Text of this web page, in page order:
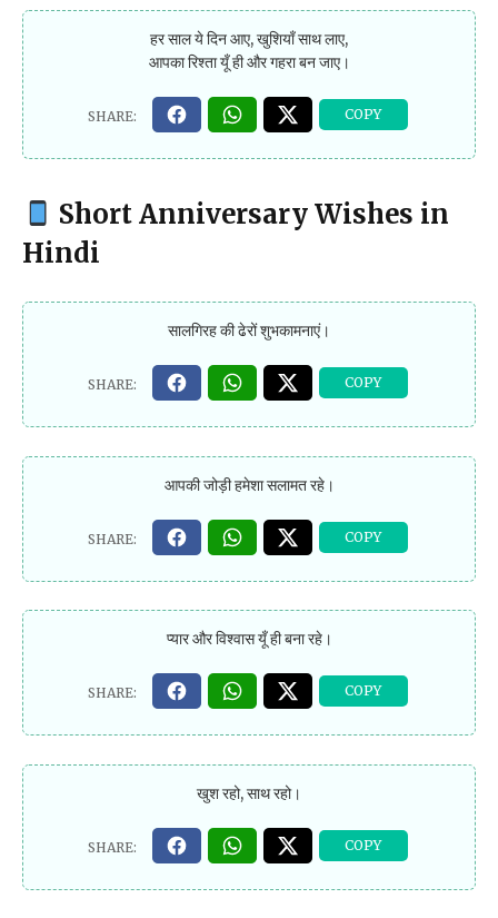
हर साल ये दिन आए, खुशियाँ साथ लाए,
आपका रिश्ता यूँ ही और गहरा बन जाए।
Short Anniversary Wishes in
Hindi
सालगिरह की ढेरों शुभकामनाएं।
आपकी जोड़ी हमेशा सलामत रहे।
प्यार और विश्वास यूँ ही बना रहे।
खुश रहो, साथ रहो।